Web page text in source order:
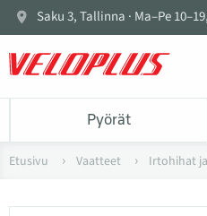
Saku 3, Tallinna · Ma–Pe
Pyörät
Etusivu Vaatteet Irtohihat